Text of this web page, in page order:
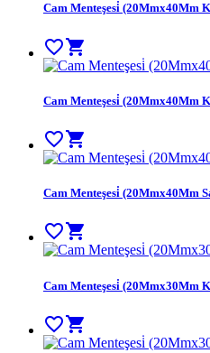
Cam Menteşesi̇ (20Mmx40Mm
favorite_bordershopping_cart
Cam Menteşesi̇ (20Mmx40Mm
favorite_bordershopping_cart
Cam Menteşesi̇ (20Mmx40Mm
favorite_bordershopping_cart
Cam Menteşesi̇ (20Mmx30Mm
favorite_bordershopping_cart